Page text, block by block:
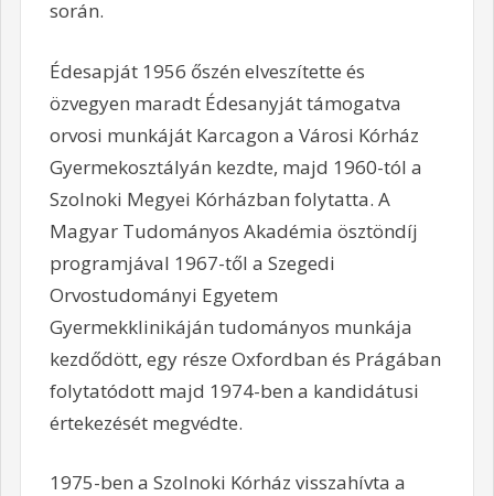
során.
Édesapját 1956 őszén elveszítette és
özvegyen maradt Édesanyját támogatva
orvosi munkáját Karcagon a Városi Kórház
Gyermekosztályán kezdte, majd 1960-tól a
Szolnoki Megyei Kórházban folytatta. A
Magyar Tudományos Akadémia ösztöndíj
programjával 1967-től a Szegedi
Orvostudományi Egyetem
Gyermekklinikáján tudományos munkája
kezdődött, egy része Oxfordban és Prágában
folytatódott majd 1974-ben a kandidátusi
értekezését megvédte.
1975-ben a Szolnoki Kórház visszahívta a